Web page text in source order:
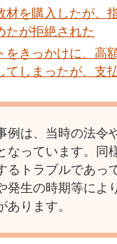
材を購入したが、
たが拒絶された
をきっかけに、高
てしまったが、支
例は、当時の法令
なっています。同
るトラブルであっ
発生の時期等によ
あります。